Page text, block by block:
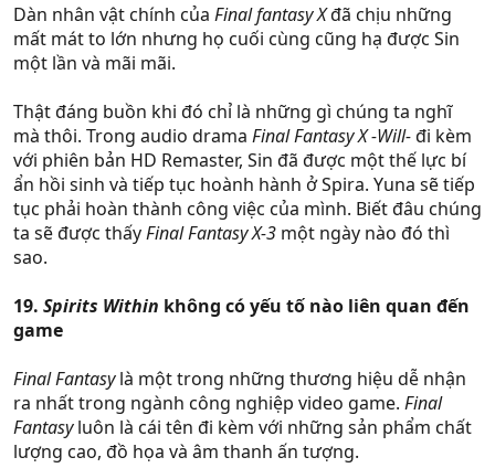
Dàn nhân vật chính của Final fantasy Xđã chịu những
mất mát to lớn nhưng họ cuối cùng cũng hạ được Sin
một lần và mãi mãi.
Thật đáng buồn khi đó chỉ là những gì chúng ta nghĩ
mà thôi. Trong audio drama Final Fantasy X -Will-đi kèm
với phiên bản HD Remaster, Sin đã được một thế lực bí
ẩn hồi sinh và tiếp tục hoành hành ở Spira. Yuna sẽ tiếp
tục phải hoàn thành công việc của mình. Biết đâu chúng
ta sẽ được thấyFinal Fantasy X-3 một ngày nào đó thì
sao.
19. Spirits Within không có yếu tố nào liên quan đến
game
Final Fantasylà một trong những thương hiệu dễ nhận
ra nhất trong ngành công nghiệp video game. Final
Fantasyluôn là cái tên đi kèm với những sản phẩm chất
lượng cao, đồ họa và âm thanh ấn tượng.